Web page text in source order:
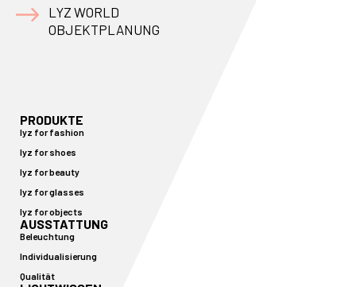
LYZ WORLD
OBJEKTPLANUNG
PRODUKTE
lyz for fashion
lyz for shoes
lyz for beauty
lyz for glasses
lyz for objects
AUSSTATTUNG
Beleuchtung
Individualisierung
Qualität